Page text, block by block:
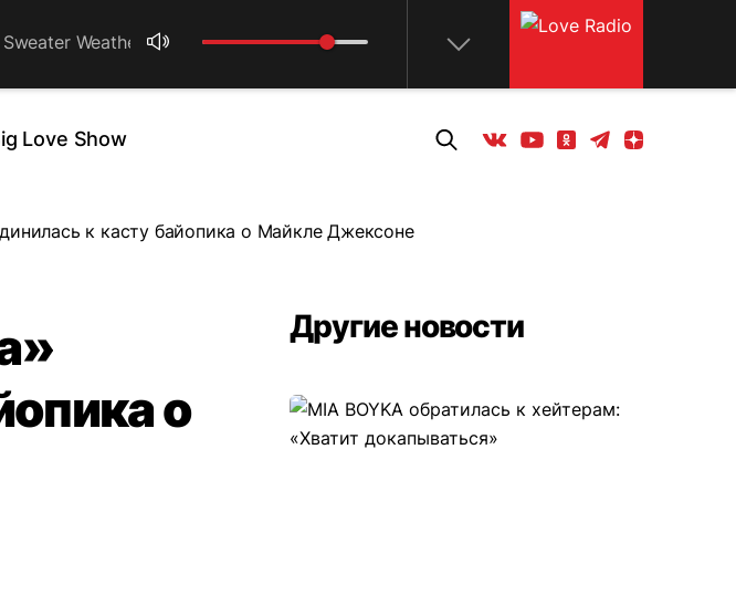
Sweater Weather / Short Version
Love Show Вконтакте
YoutubeОдноклассники
ТелеграмЯндекс дзен
к касту байопика о Майкле Джексоне
о
Другие новости